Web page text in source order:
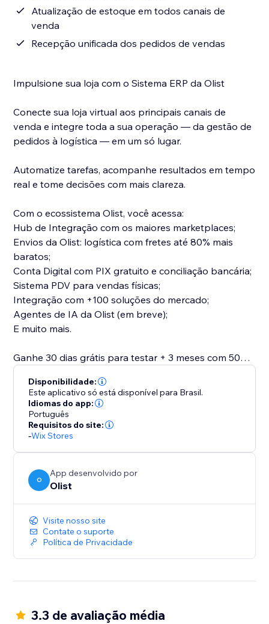
Atualização de estoque em todos canais de
venda
Recepção unificada dos pedidos de vendas
Impulsione sua loja com o Sistema ERP da Olist
Conecte sua loja virtual aos principais canais de
venda e integre toda a sua operação — da gestão de
pedidos à logística — em um só lugar.
Automatize tarefas, acompanhe resultados em tempo
real e tome decisões com mais clareza.
Com o ecossistema Olist, você acessa:
Hub de Integração com os maiores marketplaces;
Envios da Olist: logística com fretes até 80% mais
baratos;
Conta Digital com PIX gratuito e conciliação bancária;
Sistema PDV para vendas físicas;
Integração com +100 soluções do mercado;
Agentes de IA da Olist (em breve);
E muito mais.
Ganhe 30 dias grátis para testar + 3 meses com 50%
Comece agora.
Disponibilidade:
Este aplicativo só está disponível para Brasil.
Idiomas do app:
Português
Requisitos do site:
-Wix Stores
O
App desenvolvido por
Olist
Visite nosso site
Contate o suporte
Política de Privacidade
3.3 de avaliação média